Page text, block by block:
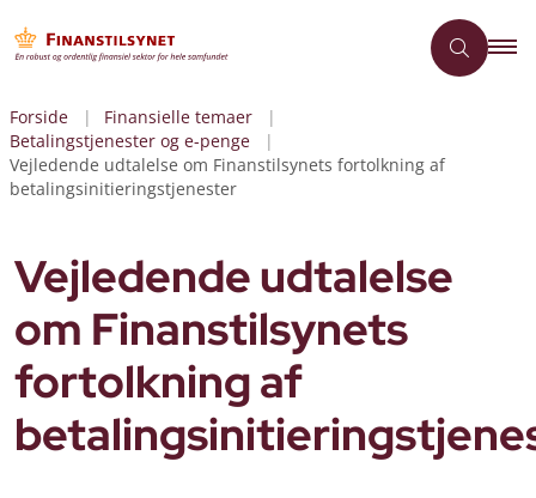
Forside
Finansielle temaer
Betalingstjenester og e-penge
Vejledende udtalelse om Finanstilsynets fortolkning af
betalingsinitieringstjenester
Vejledende udtalelse
om Finanstilsynets
fortolkning af